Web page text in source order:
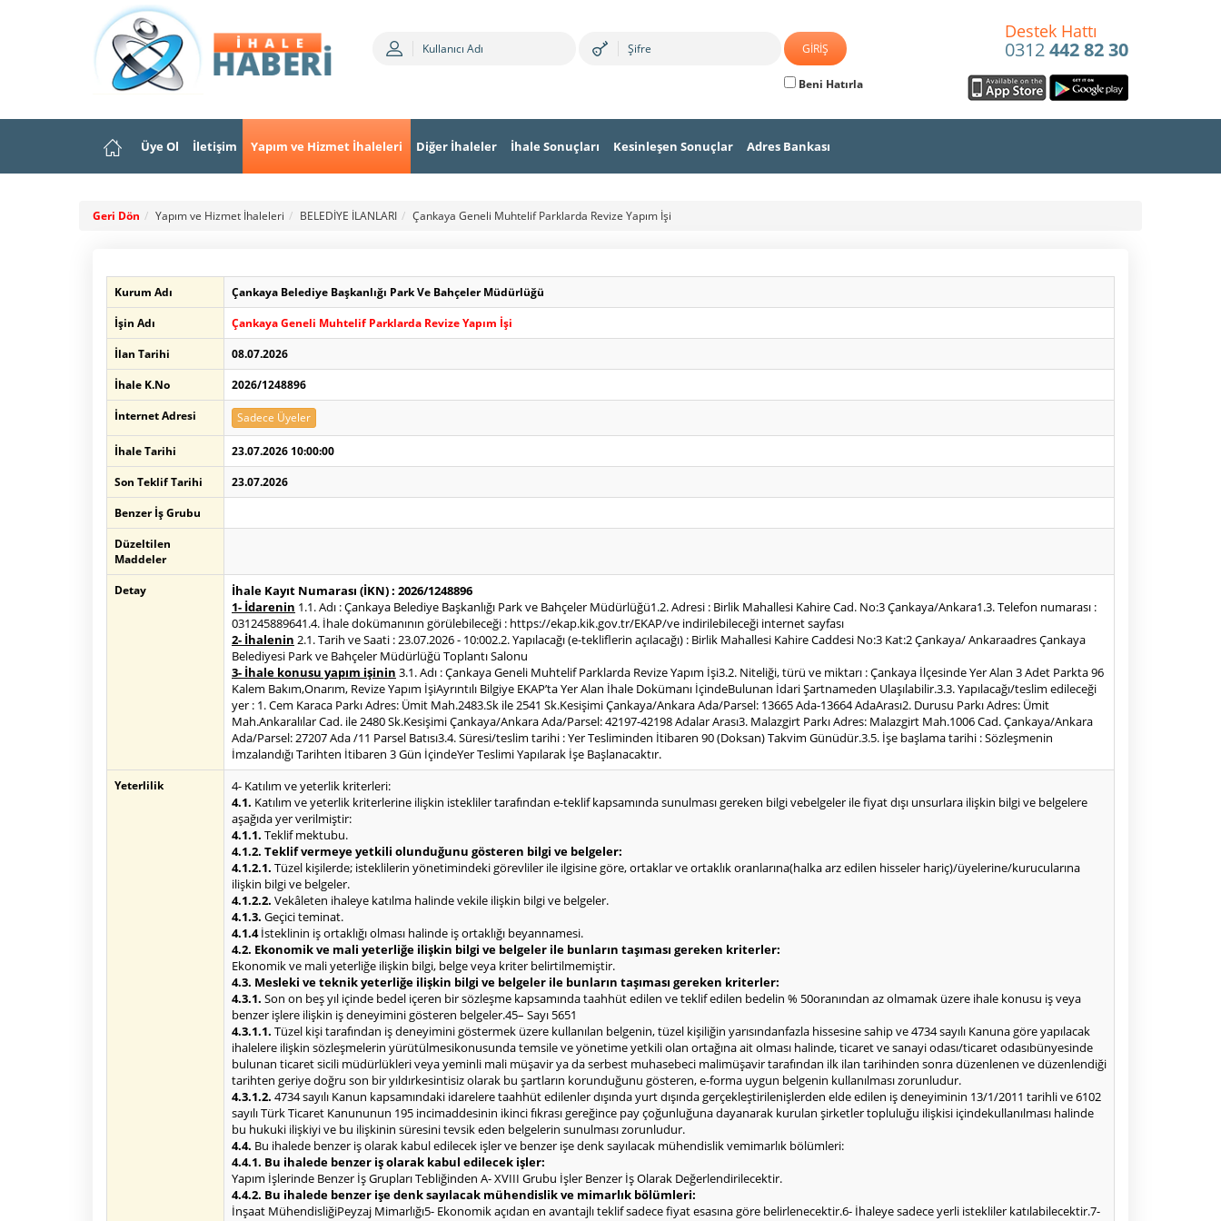
Beni Hatırla
Destek Hattı
0312442 82 30
Üye Ol İletişim Yapım ve Hizmet İhaleleri Diğer İhaleler İhale Sonuçları Kesinleşen Sonuçlar Adres Bankası
Geri Dön Yapım ve Hizmet İhaleleri BELEDİYE İLANLARI Çankaya Geneli Muhtelif Parklarda Revize Yapım İşi
Kurum Adı
Çankaya Belediye Başkanlığı Park Ve Bahçeler Müdürlüğü
İşin Adı
Çankaya Geneli Muhtelif Parklarda Revize Yapım İşi
İlan Tarihi
08.07.2026
İhale K.No
2026/1248896
İnternet Adresi
Sadece Üyeler
İhale Tarihi
23.07.2026 10:00:00
Son Teklif Tarihi
23.07.2026
Benzer İş Grubu
Düzeltilen
Maddeler
Detay
İhale Kayıt Numarası (İKN) : 2026/1248896
1- İdarenin 1.1. Adı : Çankaya Belediye Başkanlığı Park ve Bahçeler Müdürlüğü1.2. Adresi : Birlik Mahallesi Kahire Cad. No:3 Çankaya/Ankara1.3. Telefon numarası :
031245889641.4. İhale dokümanının görülebileceği : https://ekap.kik.gov.tr/EKAP/ve indirilebileceği internet sayfası
2- İhalenin 2.1. Tarih ve Saati : 23.07.2026 - 10:002.2. Yapılacağı (e-tekliflerin açılacağı) : Birlik Mahallesi Kahire Caddesi No:3 Kat:2 Çankaya/ Ankaraadres Çankaya
Belediyesi Park ve Bahçeler Müdürlüğü Toplantı Salonu
3- İhale konusu yapım işinin 3.1. Adı : Çankaya Geneli Muhtelif Parklarda Revize Yapım İşi3.2. Niteliği, türü ve miktarı : Çankaya İlçesinde Yer Alan 3 Adet Parkta 96
Kalem Bakım,Onarım, Revize Yapım İşiAyrıntılı Bilgiye EKAP’ta Yer Alan İhale Dokümanı İçindeBulunan İdari Şartnameden Ulaşılabilir.3.3. Yapılacağı/teslim edileceği
yer : 1. Cem Karaca Parkı Adres: Ümit Mah.2483.Sk ile 2541 Sk.Kesişimi Çankaya/Ankara Ada/Parsel: 13665 Ada-13664 AdaArası2. Durusu Parkı Adres: Ümit
Mah.Ankaralılar Cad. ile 2480 Sk.Kesişimi Çankaya/Ankara Ada/Parsel: 42197-42198 Adalar Arası3. Malazgirt Parkı Adres: Malazgirt Mah.1006 Cad. Çankaya/Ankara
Ada/Parsel: 27207 Ada /11 Parsel Batısı3.4. Süresi/teslim tarihi : Yer Tesliminden İtibaren 90 (Doksan) Takvim Günüdür.3.5. İşe başlama tarihi : Sözleşmenin
İmzalandığı Tarihten İtibaren 3 Gün İçindeYer Teslimi Yapılarak İşe Başlanacaktır.
Yeterlilik
4- Katılım ve yeterlik kriterleri:
4.1. Katılım ve yeterlik kriterlerine ilişkin istekliler tarafından e-teklif kapsamında sunulması gereken bilgi vebelgeler ile fiyat dışı unsurlara ilişkin bilgi ve belgelere
aşağıda yer verilmiştir:
4.1.1. Teklif mektubu.
4.1.2. Teklif vermeye yetkili olunduğunu gösteren bilgi ve belgeler:
4.1.2.1. Tüzel kişilerde; isteklilerin yönetimindeki görevliler ile ilgisine göre, ortaklar ve ortaklık oranlarına(halka arz edilen hisseler hariç)/üyelerine/kurucularına
ilişkin bilgi ve belgeler.
4.1.2.2. Vekâleten ihaleye katılma halinde vekile ilişkin bilgi ve belgeler.
4.1.3. Geçici teminat.
4.1.4İsteklinin iş ortaklığı olması halinde iş ortaklığı beyannamesi.
4.2. Ekonomik ve mali yeterliğe ilişkin bilgi ve belgeler ile bunların taşıması gereken kriterler:
Ekonomik ve mali yeterliğe ilişkin bilgi, belge veya kriter belirtilmemiştir.
4.3. Mesleki ve teknik yeterliğe ilişkin bilgi ve belgeler ile bunların taşıması gereken kriterler:
4.3.1. Son on beş yıl içinde bedel içeren bir sözleşme kapsamında taahhüt edilen ve teklif edilen bedelin % 50oranından az olmamak üzere ihale konusu iş veya
benzer işlere ilişkin iş deneyimini gösteren belgeler.45– Sayı 5651
4.3.1.1. Tüzel kişi tarafından iş deneyimini göstermek üzere kullanılan belgenin, tüzel kişiliğin yarısındanfazla hissesine sahip ve 4734 sayılı Kanuna göre yapılacak
ihalelere ilişkin sözleşmelerin yürütülmesikonusunda temsile ve yönetime yetkili olan ortağına ait olması halinde, ticaret ve sanayi odası/ticaret odasıbünyesinde
bulunan ticaret sicili müdürlükleri veya yeminli mali müşavir ya da serbest muhasebeci malimüşavir tarafından ilk ilan tarihinden sonra düzenlenen ve düzenlendiği
tarihten geriye doğru son bir yıldırkesintisiz olarak bu şartların korunduğunu gösteren, e-forma uygun belgenin kullanılması zorunludur.
4.3.1.2. 4734 sayılı Kanun kapsamındaki idarelere taahhüt edilenler dışında yurt dışında gerçekleştirilenişlerden elde edilen iş deneyiminin 13/1/2011 tarihli ve 6102
sayılı Türk Ticaret Kanununun 195 incimaddesinin ikinci fıkrası gereğince pay çoğunluğuna dayanarak kurulan şirketler topluluğu ilişkisi içindekullanılması halinde
bu hukuki ilişkiyi ve bu ilişkinin süresini tevsik eden belgelerin sunulması zorunludur.
4.4. Bu ihalede benzer iş olarak kabul edilecek işler ve benzer işe denk sayılacak mühendislik vemimarlık bölümleri:
4.4.1. Bu ihalede benzer iş olarak kabul edilecek işler:
Yapım İşlerinde Benzer İş Grupları Tebliğinden A- XVIII Grubu İşler Benzer İş Olarak Değerlendirilecektir.
4.4.2. Bu ihalede benzer işe denk sayılacak mühendislik ve mimarlık bölümleri:
İnşaat MühendisliğiPeyzaj Mimarlığı5- Ekonomik açıdan en avantajlı teklif sadece fiyat esasına göre belirlenecektir.6- İhaleye sadece yerli istekliler katılabilecektir.7-